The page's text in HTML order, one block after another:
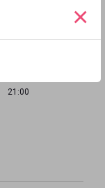
×
21:00